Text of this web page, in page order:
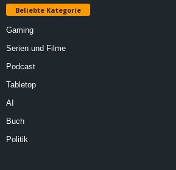
Beliebte Kategorie
Gaming
Serien und Filme
Podcast
Tabletop
AI
Buch
Politik